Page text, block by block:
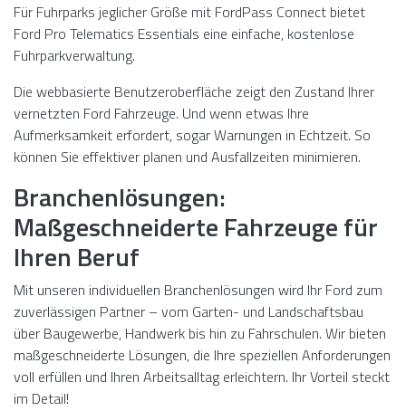
Für Fuhrparks jeglicher Größe mit FordPass Connect bietet
Ford Pro Telematics Essentials eine einfache, kostenlose
Fuhrparkverwaltung.
Die webbasierte Benutzeroberfläche zeigt den Zustand Ihrer
vernetzten Ford Fahrzeuge. Und wenn etwas Ihre
Aufmerksamkeit erfordert, sogar Warnungen in Echtzeit. So
können Sie effektiver planen und Ausfallzeiten minimieren.
Branchenlösungen:
Maßgeschneiderte Fahrzeuge für
Ihren Beruf
Mit unseren individuellen Branchenlösungen wird Ihr Ford zum
zuverlässigen Partner – vom Garten- und Landschaftsbau
über Baugewerbe, Handwerk bis hin zu Fahrschulen. Wir bieten
maßgeschneiderte Lösungen, die Ihre speziellen Anforderungen
voll erfüllen und Ihren Arbeitsalltag erleichtern. Ihr Vorteil steckt
im Detail!